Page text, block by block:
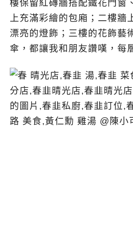
樓保留紅磚牆搭配鐵花門窗
上充滿彩繪的包廂；二樓牆
漂亮的燈飾；三樓的花飾藝
傘，都讓我和朋友讚嘆，每